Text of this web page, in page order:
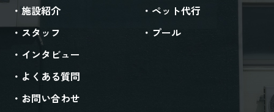
施設紹介
スタッフ
インタビュー
よくある質問
お問い合わせ
ペット代行
プール